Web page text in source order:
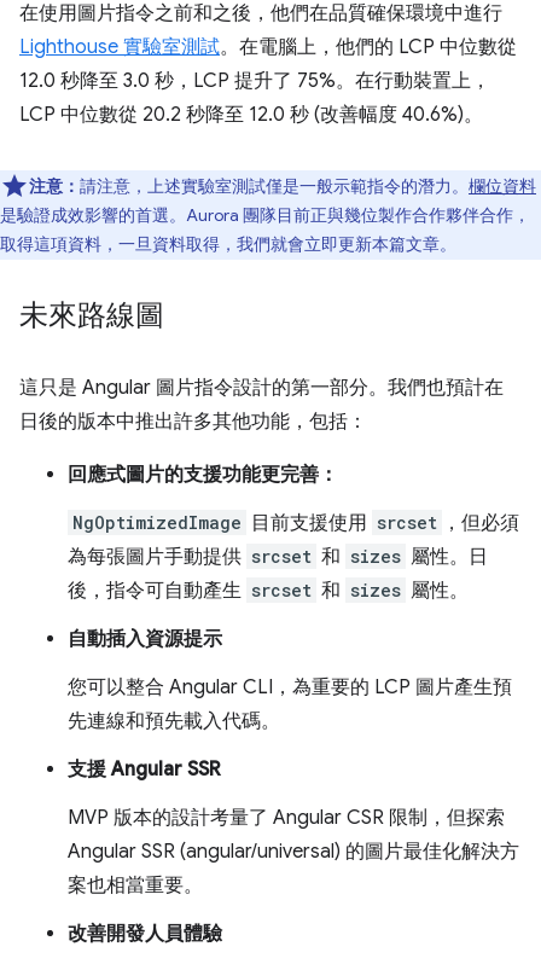
在使用圖片指令之前和之後，他們在品質確保環境中進行
Lighthouse 實驗室測試。在電腦上，他們的 LCP 中位數從
12.0 秒降至 3.0 秒，LCP 提升了 75%。在行動裝置上，
LCP 中位數從 20.2 秒降至 12.0 秒 (改善幅度 40.6%)。
注意： 請注意，上述實驗室測試僅是一般示範指令的潛力。 欄位資料
是驗證成效影響的首選。Aurora 團隊目前正與幾位製作合作夥伴合作，
取得這項資料，一旦資料取得，我們就會立即更新本篇文章。
未來路線圖
這只是 Angular 圖片指令設計的第一部分。我們也預計在
日後的版本中推出許多其他功能，包括：
回應式圖片的支援功能更完善：
NgOptimizedImage 目前支援使用 srcset ，但必須
為每張圖片手動提供 srcset 和 sizes 屬性。日
後，指令可自動產生 srcset 和 sizes 屬性。
自動插入資源提示
您可以整合 Angular CLI，為重要的 LCP 圖片產生預
先連線和預先載入代碼。
支援 Angular SSR
MVP 版本的設計考量了 Angular CSR 限制，但探索
Angular SSR (angular/universal) 的圖片最佳化解決方
案也相當重要。
改善開發人員體驗